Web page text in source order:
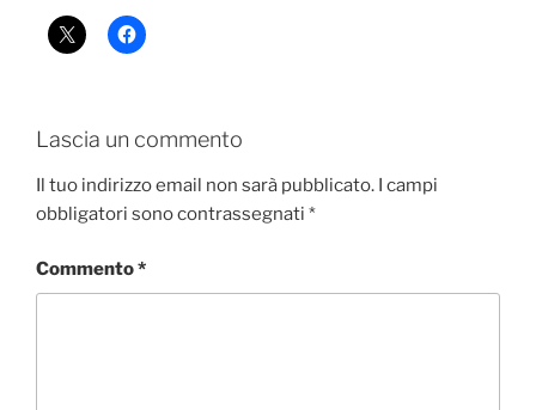
Lascia un commento
Il tuo indirizzo email non sarà pubblicato. I campi
obbligatori sono contrassegnati *
Commento*